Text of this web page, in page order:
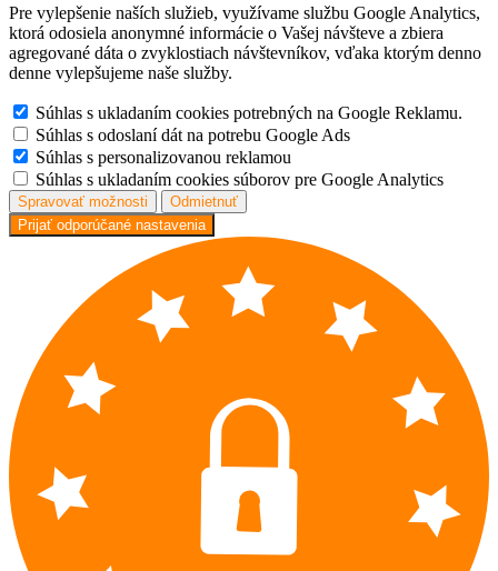
Pre vylepšenie naších služieb, využívame službu Google Analytics,
ktorá odosiela anonymné informácie o Vašej návšteve a zbiera
agregované dáta o zvyklostiach návštevníkov, vďaka ktorým denno
denne vylepšujeme naše služby.
Súhlas s ukladaním cookies potrebných na Google Reklamu.
Súhlas s odoslaní dát na potrebu Google Ads
Súhlas s personalizovanou reklamou
Súhlas s ukladaním cookies súborov pre Google Analytics
Spravovať možnosti
Odmietnuť
Prijať odporúčané nastavenia